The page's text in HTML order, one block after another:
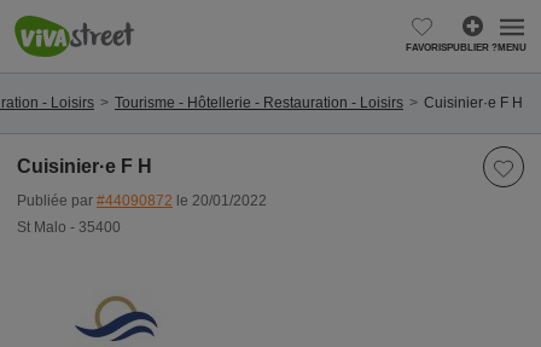
FAVORISPUBLIER ?MENU
- Loisirs Tourisme - Hôtellerie - Restauration - Loisirs Cuisinier·e F H
Cuisinier·e F H
Publiée par #44090872 le 20/01/2022
St Malo - 35400